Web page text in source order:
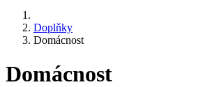
Doplňky
Domácnost
Domácnost